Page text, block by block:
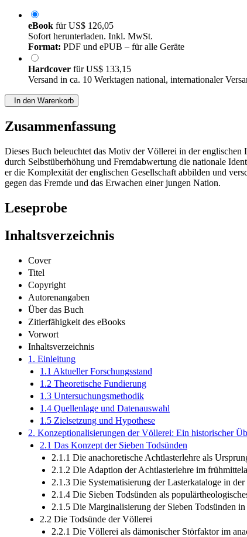
eBook fürUS$ 126,05
Sofort herunterladen. Inkl. MwSt.
Format: PDF und ePUB – für alle Geräte
Hardcover fürUS$ 133,15
Versand in ca. 10 Werktagen national, internationaler
In den Warenkorb
Zusammenfassung
Dieses Buch beleuchtet das Motiv der Völlerei in der
durch Selbstüberhöhung und Fremdabwertung die nationale
er die Komplexität der englischen Gesellschaft abbilden und
gegen das Fremde und das Erwachen einer jungen Nation.
Leseprobe
Inhaltsverzeichnis
Cover
Titel
Copyright
Autorenangaben
Über das Buch
Zitierfähigkeit des eBooks
Vorwort
Inhaltsverzeichnis
1. Einleitung
1.1 Aktueller Forschungsstand
1.2 Theoretische Fundierung
1.3 Untersuchungsmethodik
1.4 Quellenlage und Datenauswahl
1.5 Zielsetzung und Hypothese
2. Konzeptionalisierungen der Völlerei: Ein historischer
2.1 Das Konzept der Sieben Todsünden
2.1.1 Die anachoretische Achtlasterlehre als
2.1.2 Die Adaption der Achtlasterlehre im
2.1.3 Die Systematisierung der Lasterkataloge in
2.1.4 Die Sieben Todsünden als
2.1.5 Die Marginalisierung der Sieben Todsünden
2.2 Die Todsünde der Völlerei
2.2.1 Die Völlerei als dämonischer Störfaktor im